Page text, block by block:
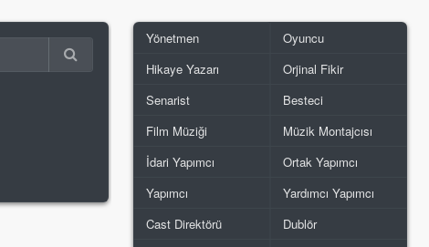
Yönetmen
Oyuncu
Hikaye Yazarı
Orjinal Fikir
Senarist
Besteci
Film Müziği
Müzik Montajcısı
İdari Yapımcı
Ortak Yapımcı
Yapımcı
Yardımcı Yapımcı
Cast Direktörü
Dublör